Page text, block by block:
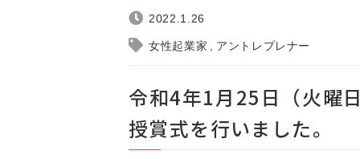
2022.1.26
女性起業家 アントレプレナー
令和4年1月25日（火曜
授賞式を行いました。